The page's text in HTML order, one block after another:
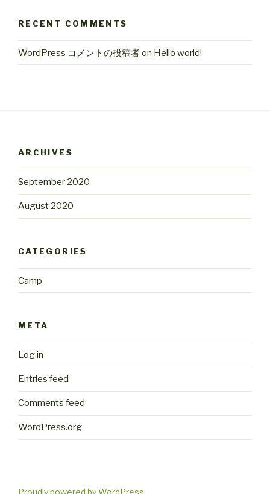
RECENT COMMENTS
WordPress コメントの投稿者on Hello world!
ARCHIVES
September 2020
August 2020
CATEGORIES
Camp
META
Log in
Entries feed
Comments feed
WordPress.org
Proudly powered by WordPress